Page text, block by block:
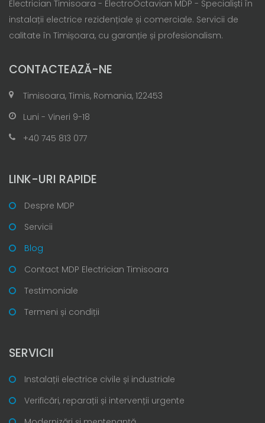
Electrician Timisoara - ElectroOctavian MDP - Specialiști în
instalații electrice rezidențiale și comerciale. Servicii de
calitate în Timișoara, cu garanție și profesionalism.
CONTACTEAZĂ-NE
Timisoara, Timis, Romania, 122453
Luni - Vineri 9-18
+40 745 813 077
LINK-URI RAPIDE
Despre MDP
Servicii
Blog
Contact MDP Electrician Timisoara
Testimoniale
Termeni și condiții
SERVICII
Instalații electrice civile și industriale
Verificări, reparații și intervenții urgente